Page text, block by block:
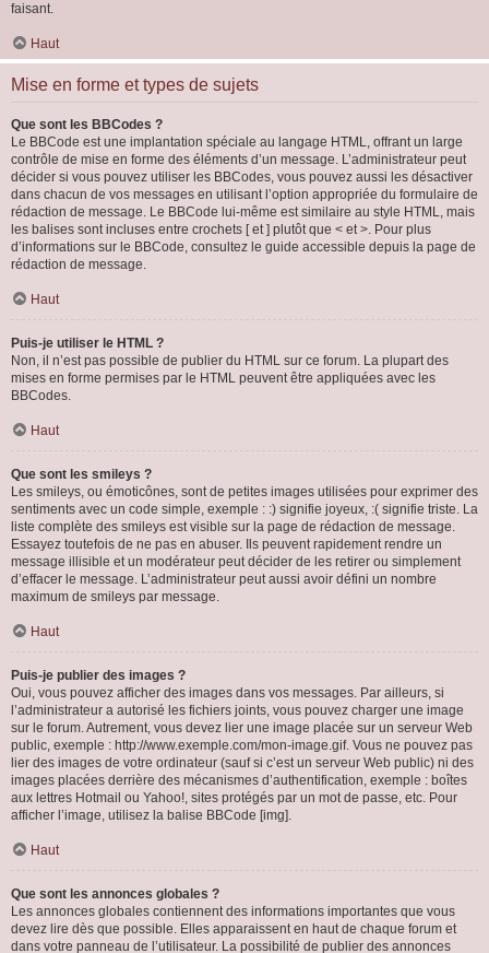
faisant.
Haut
Mise en forme et types de sujets
Que sont les BBCodes ?
Le BBCode est une implantation spéciale au langage HTML, offrant un large
contrôle de mise en forme des éléments d’un message. L’administrateur peut
décider si vous pouvez utiliser les BBCodes, vous pouvez aussi les désactiver
dans chacun de vos messages en utilisant l’option appropriée du formulaire de
rédaction de message. Le BBCode lui-même est similaire au style HTML, mais
les balises sont incluses entre crochets [ et ] plutôt que < et >. Pour plus
d’informations sur le BBCode, consultez le guide accessible depuis la page de
rédaction de message.
Haut
Puis-je utiliser le HTML ?
Non, il n’est pas possible de publier du HTML sur ce forum. La plupart des
mises en forme permises par le HTML peuvent être appliquées avec les
BBCodes.
Haut
Que sont les smileys ?
Les smileys, ou émoticônes, sont de petites images utilisées pour exprimer des
sentiments avec un code simple, exemple : :) signifie joyeux, :( signifie triste. La
liste complète des smileys est visible sur la page de rédaction de message.
Essayez toutefois de ne pas en abuser. Ils peuvent rapidement rendre un
message illisible et un modérateur peut décider de les retirer ou simplement
d’effacer le message. L’administrateur peut aussi avoir défini un nombre
maximum de smileys par message.
Haut
Puis-je publier des images ?
Oui, vous pouvez afficher des images dans vos messages. Par ailleurs, si
l’administrateur a autorisé les fichiers joints, vous pouvez charger une image
sur le forum. Autrement, vous devez lier une image placée sur un serveur Web
public, exemple : http://www.exemple.com/mon-image.gif. Vous ne pouvez pas
lier des images de votre ordinateur (sauf si c’est un serveur Web public) ni des
images placées derrière des mécanismes d’authentification, exemple : boîtes
aux lettres Hotmail ou Yahoo!, sites protégés par un mot de passe, etc. Pour
afficher l’image, utilisez la balise BBCode [img].
Haut
Que sont les annonces globales ?
Les annonces globales contiennent des informations importantes que vous
devez lire dès que possible. Elles apparaissent en haut de chaque forum et
dans votre panneau de l’utilisateur. La possibilité de publier des annonces